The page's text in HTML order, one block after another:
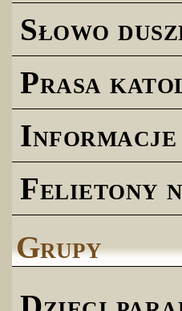
Słowo
Prasa
Informacje
Felietony
Grupy